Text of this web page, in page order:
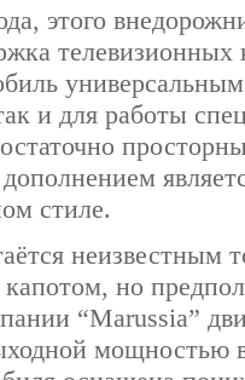
этого
телевизионных
и для работы
стиле.
неизвестным
но
“Marussia”
мощностью